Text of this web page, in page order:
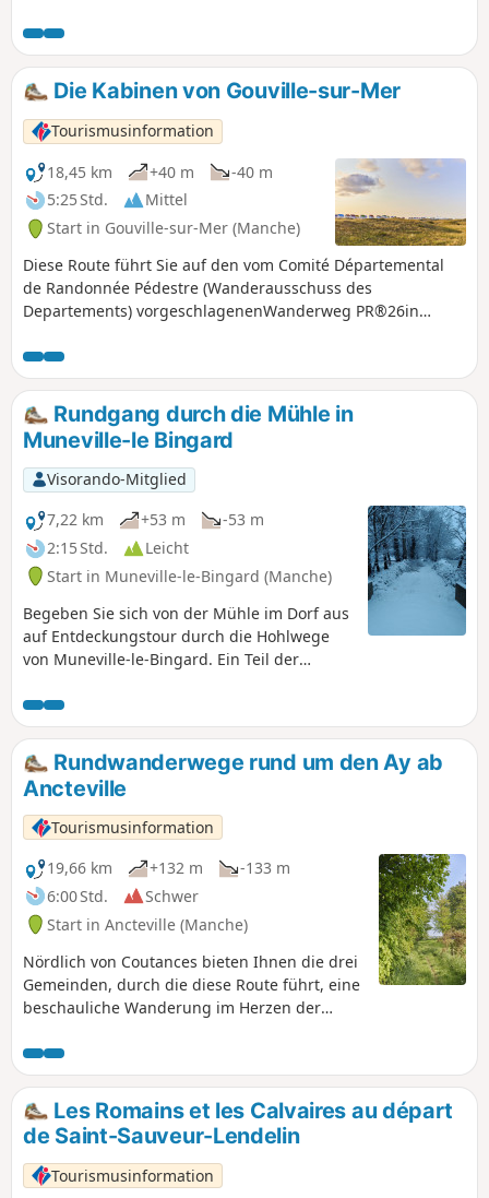
durchquert Wiesen- und Heidelandschaften.
Ein Teil der Hohlwege wurde 2021 und 2022
von den Freiwilligen des Vereins „Bocage et
Patrimoine Munevillais“ wiedereröffnet.
Die Kabinen von Gouville-sur-Mer
Tourismusinformation
18,45 km
+40 m
-40 m
5:25 Std.
Mittel
Start in Gouville-sur-Mer (Manche)
Diese Route führt Sie auf den vom Comité Départemental
de Randonnée Pédestre (Wanderausschuss des
Departements) vorgeschlagenenWanderweg PR®26in
schöne Wege durch die Bocage-Landschaft erkunden.
Rundgang durch die Mühle in
Muneville-le Bingard
Visorando-Mitglied
7,22 km
+53 m
-53 m
2:15 Std.
Leicht
Start in Muneville-le-Bingard (Manche)
Begeben Sie sich von der Mühle im Dorf aus
auf Entdeckungstour durch die Hohlwege
von Muneville-le-Bingard. Ein Teil der
Vereins „Bocage et Patrimoine Munevillais”
wieder geöffnet. Die Pflege einiger Wege
wird von Freiwilligen je nach Verfügbarkeit
übernommen, sodass das Gras zu
bestimmten Jahreszeiten etwas hoch sein
kann.
Rundwanderwege rund um den Ay ab
Ancteville
Tourismusinformation
19,66 km
+132 m
-133 m
6:00 Std.
Schwer
Start in Ancteville (Manche)
Nördlich von Coutances bieten Ihnen die drei
Gemeinden, durch die diese Route führt, eine
beschauliche Wanderung im Herzen der
Les Romains et les Calvaires au départ
de Saint-Sauveur-Lendelin
Tourismusinformation